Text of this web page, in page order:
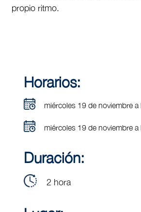
propio ritmo.
Horarios:
miércoles 19 de noviembre
miércoles 19 de noviembre
Duración:
2 hora